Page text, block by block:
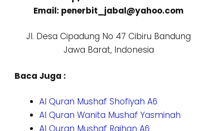
HP/WA: 085315129995
Telp/Fax: 022-7809282
Email: penerbit_jabal@yahoo.com
Jl. Desa Cipadung No 47 Cibiru Bandung
Baca Juga :
Al Quran Mushaf Shofiyah A6